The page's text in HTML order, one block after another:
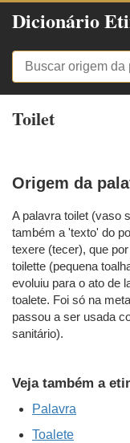
Dicionário
Toilet
Origem da
A palavra toilet (vaso
também a 'texto' do
texere (tecer), que
toilette (pequena
evoluiu para o ato de
toalete. Foi só na
passou a ser usada
sanitário).
Veja também a
Palavra
Toalete